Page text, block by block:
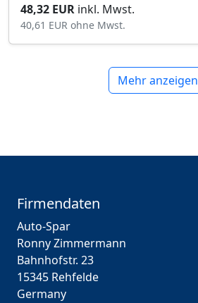
48,32 EUR inkl. Mwst.
40,61 EUR ohne Mwst.
Mehr anzeigen
Firmendaten
Auto-Spar
Ronny Zimmermann
Bahnhofstr. 23
15345 Rehfelde
Germany